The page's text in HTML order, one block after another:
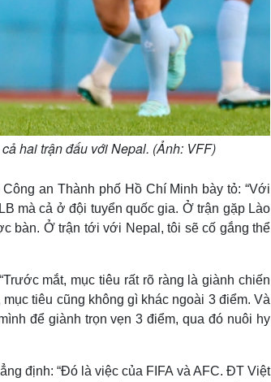
hai trận đấu với Nepal. (Ảnh: VFF)
an Thành phố Hồ Chí Minh bày tỏ: “Với
mà cả ở đội tuyển quốc gia. Ở trận gặp Lào
bàn. Ở trận tới với Nepal, tôi sẽ cố gắng thể
mắt, mục tiêu rất rõ ràng là giành chiến
tiêu cũng không gì khác ngoài 3 điểm. Và
để giành trọn vẹn 3 điểm, qua đó nuôi hy
định: “Đó là việc của FIFA và AFC. ĐT Việt